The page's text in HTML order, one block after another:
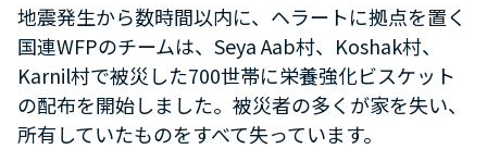
地震発生から数時間以内に、ヘラートに拠点を置く
国連WFPのチームは、Seya Aab村、Koshak村、
Karnil村で被災した700世帯に栄養強化ビスケット
の配布を開始しました。被災者の多くが家を失い、
所有していたものをすべて失っています。